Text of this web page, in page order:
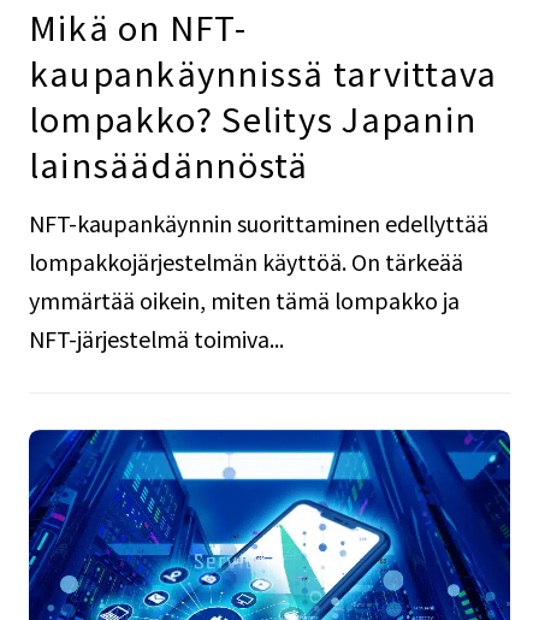
Mikä on NFT-
kaupankäynnissä tarvittava
lompakko? Selitys Japanin
lainsäädännöstä
NFT-kaupankäynnin suorittaminen edellyttää
lompakkojärjestelmän käyttöä. On tärkeää
ymmärtää oikein, miten tämä lompakko ja
NFT-järjestelmä toimiva...